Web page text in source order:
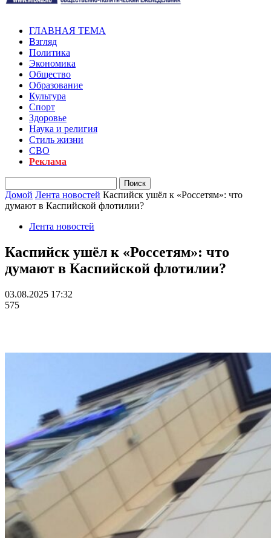
ГЛАВНАЯ ТЕМА
Взгляд
Политика
Экономика
Общество
Образование
Культура
Спорт
Здоровье
Наука и религия
Стиль жизни
СВО
Реклама
Домой Лента новостей Каспийск ушёл к «Россетям»: что
думают в Каспийской флотилии?
Лента новостей
Каспийск ушёл к «Россетям»: что
думают в Каспийской флотилии?
03.08.2025 17:32
575